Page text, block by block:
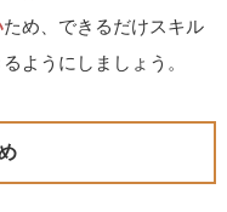
ため、できるだけスキル
ようにしましょう。